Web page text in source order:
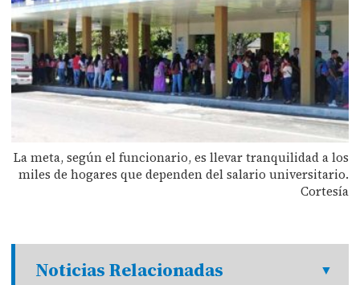
La meta, según el funcionario, es llevar tranquilidad a los
miles de hogares que dependen del salario universitario.
Cortesía
Noticias Relacionadas